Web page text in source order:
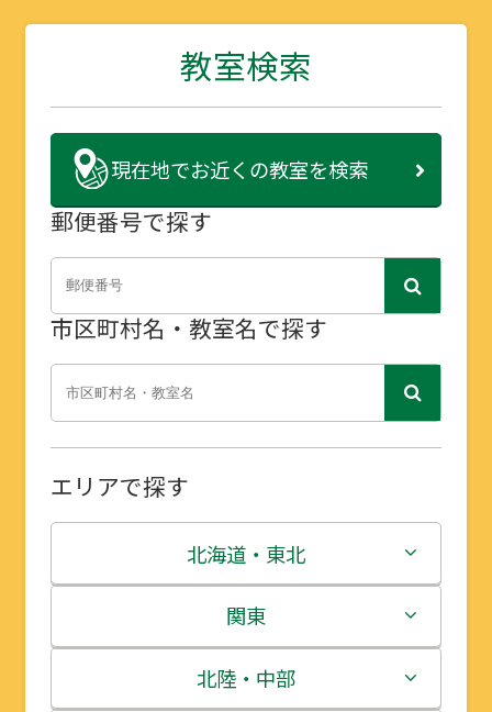
教室検索
現在地でお近くの教室を検索
郵便番号で探す
市区町村名・教室名で探す
エリアで探す
北海道・東北
北海道
青森県
関東
茨城県
北陸・中部